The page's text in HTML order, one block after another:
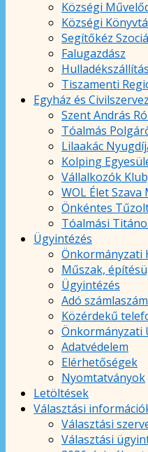
Községi
Községi
Segítőkéz
Falugazdász
Hulladékszállítás
Tiszamenti
Egyház és
Szent András
Tóalmás
Lilaakác
Kolping
Vállalkozók
WOL Élet
Önkéntes
Tóalmási
Ügyintézés
Önkormányzati
Műszak,
Ügyintézés
Adó
Közérdekű
Önkormányzati
Adatvédelem
Elérhetőségek
Nyomtatványok
Letöltések
Választási
Választási
Választási